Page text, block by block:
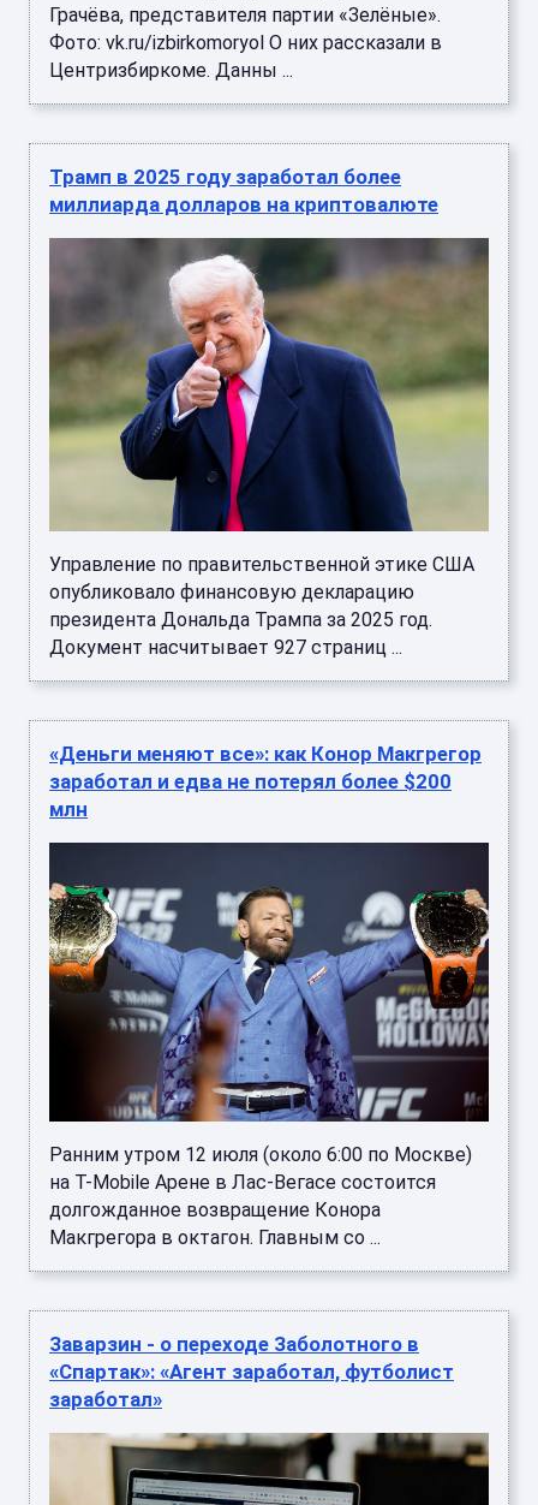
Грачёва, представителя партии «Зелёные».
Фото: vk.ru/izbirkomoryol О них рассказали в
Центризбиркоме. Данны ...
Трамп в 2025 году заработал более
миллиарда долларов на криптовалюте
Управление по правительственной этике США
опубликовало финансовую декларацию
президента Дональда Трампа за 2025 год.
Документ насчитывает 927 страниц ...
«Деньги меняют все»: как Конор Макгрегор
заработал и едва не потерял более $200
млн
Ранним утром 12 июля (около 6:00 по Москве)
на T-Mobile Арене в Лас-Вегасе состоится
долгожданное возвращение Конора
Макгрегора в октагон. Главным со ...
Заварзин - о переходе Заболотного в
«Спартак»: «Агент заработал, футболист
заработал»